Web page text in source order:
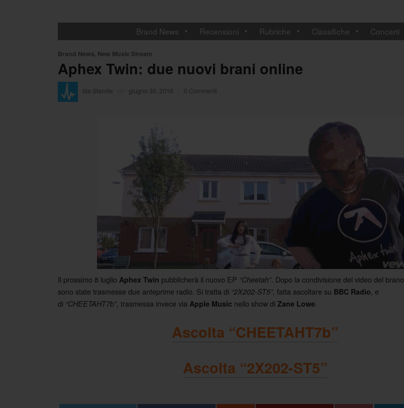
Brand News Recensioni Rubriche Classifiche Concerti
Brand News, New Music Stream
Aphex Twin: due nuovi brani online
Ida Stamile giugno 30, 2016 0 Commenti
Il prossimo 8 luglio Aphex Twin pubblicherà il nuovo EP “Cheetah”. Dopo la condivisione del video del brano
sono state trasmesse due anteprime radio. Si tratta di “2X202-ST5”, fatta ascoltare su BBC Radio, e
di “CHEETAHT7b”, trasmessa invece via Apple Music nello show di Zane Lowe.
Ascolta “CHEETAHT7b”
Ascolta “2X202-ST5”